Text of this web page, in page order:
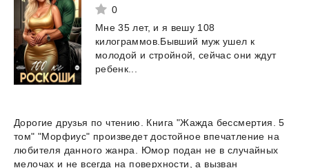
0
Мне 35 лет, и я вешу 108
килограммов.Бывший муж ушел к
молодой и стройной, сейчас они ждут
ребенк...
Дорогие друзья по чтению. Книга "Жажда бессмертия. 5
том" "Морфиус" произведет достойное впечатление на
любителя данного жанра. Юмор подан не в случайных
мелочах и не всегда на поверхности, а вызван